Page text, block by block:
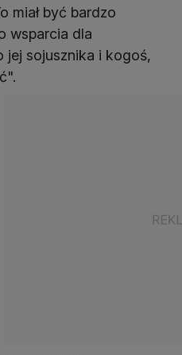
miał być bardzo
wsparcia dla
jej sojusznika i kogoś,